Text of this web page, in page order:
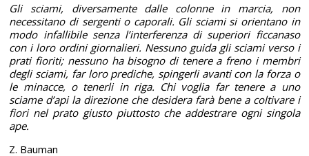
Gli sciami, diversamente dalle colonne in marcia, non
necessitano di sergenti o caporali. Gli sciami si orientano in
modo infallibile senza l’interferenza di superiori ficcanaso
con i loro ordini giornalieri. Nessuno guida gli sciami verso i
prati fioriti; nessuno ha bisogno di tenere a freno i membri
degli sciami, far loro prediche, spingerli avanti con la forza o
le minacce, o tenerli in riga. Chi voglia far tenere a uno
sciame d’api la direzione che desidera farà bene a coltivare i
fiori nel prato giusto piuttosto che addestrare ogni singola
ape.
Z. Bauman